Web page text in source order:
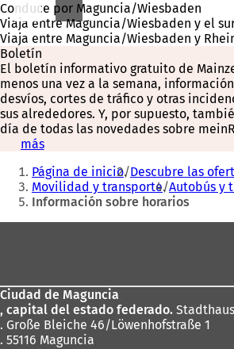
Conduce por Maguncia/Wiesbaden
Viaja entre Maguncia/Wiesbaden y el
Viaja entre Maguncia/Wiesbaden y
Boletín
El boletín informativo gratuito de
menos una vez a la semana,
desvíos, cortes de tráfico y otras
sus alrededores. Y, por supuesto,
día de todas las novedades sobre
más(
e
a
b
r
n
a
n
u
Estás
aquí:
Página de inicio Descubre las
Movilidad y transporte Autobús y
Información sobre horarios
pies
Ciudad de Maguncia
, capital del estado federado.
. Große Bleiche 46/Löwenhofstraße 1
. 55116 Maguncia